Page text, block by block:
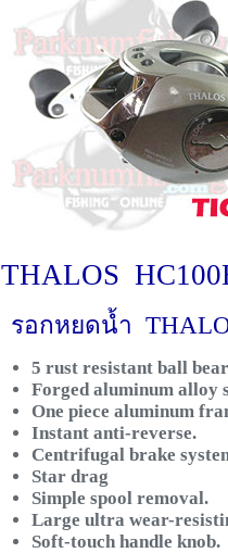
THALOS
รอกหยดน้ำ
5 rust resistant ball
Forged aluminum alloy
One piece aluminum
Instant anti-reverse.
Centrifugal brake
Star drag
Simple spool removal.
Large ultra wear-
Soft-touch handle knob.